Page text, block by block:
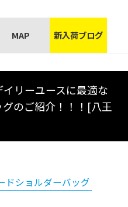
MAP 新入荷ブログ
イリーユースに最適な
のご紹介！！！[八王
ドショルダーバッグ